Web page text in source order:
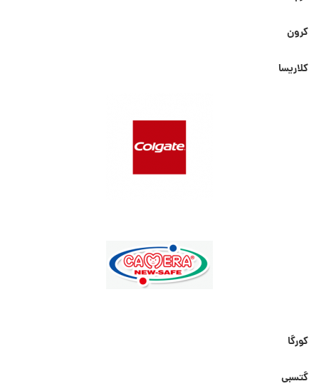
کرون
کلاریسا
کورگا
گتسبی